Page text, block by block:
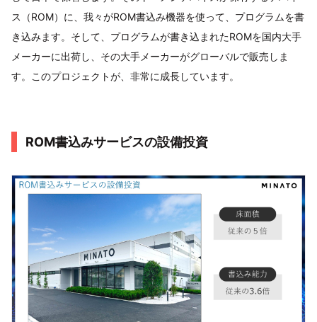
ス（ROM）に、我々がROM書込み機器を使って、プログラムを書
き込みます。そして、プログラムが書き込まれたROMを国内大手
メーカーに出荷し、その大手メーカーがグローバルで販売しま
す。このプロジェクトが、非常に成長しています。
ROM書込みサービスの設備投資